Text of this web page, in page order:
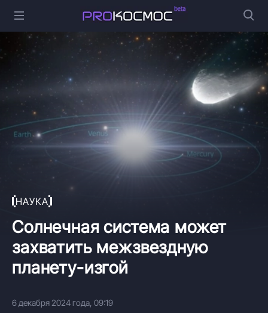
НАУКА
Солнечная система может
захватить межзвездную
планету-изгой
6 декабря 2024 года, 09:19